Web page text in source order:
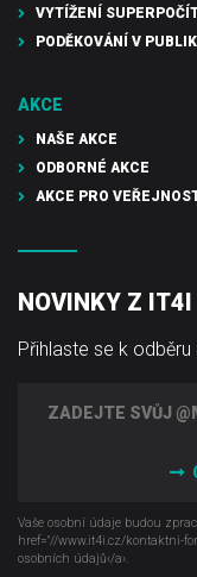
VYTÍŽENÍ
PODĚKOVÁNÍ V
AKCE
NAŠE AKCE
ODBORNÉ AKCE
AKCE PRO
NOVINKY Z IT4I
Přihlaste se k
Vaše osobní údaje budou
href="//www.it4i­.cz/kontaktni-
osobních údajů‹/a›.